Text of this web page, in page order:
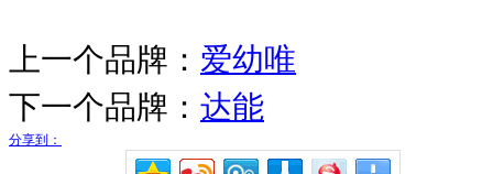
上一个品牌： 爱幼唯
下一个品牌： 达能
分享到：